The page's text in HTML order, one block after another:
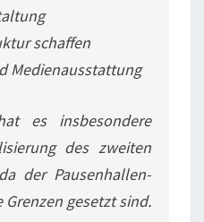
schaffen
Medienausstattung
es insbesondere
des zweiten
der Pausenhallen-
gesetzt sind.